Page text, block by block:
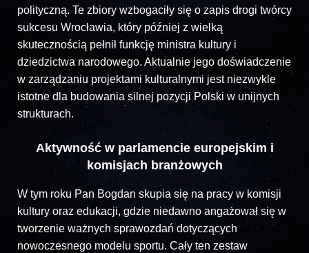
polityczną. Te zbiory wzbogaciły się o zapis drogi twórcy
sukcesu Wrocławia, który później z wielką
skutecznością pełnił funkcję ministra kultury i
dziedzictwa narodowego. Aktualnie jego doświadczenie
w zarządzaniu projektami kulturalnymi jest niezwykle
istotne dla budowania silnej pozycji Polski w unijnych
strukturach.
Aktywność w parlamencie europejskim i
komisjach branżowych
W tym roku Pan Bogdan skupia się na pracy w komisji
kultury oraz edukacji, gdzie niedawno angażował się w
tworzenie ważnych sprawozdań dotyczących
nowoczesnego modelu sportu. Cały ten zestaw